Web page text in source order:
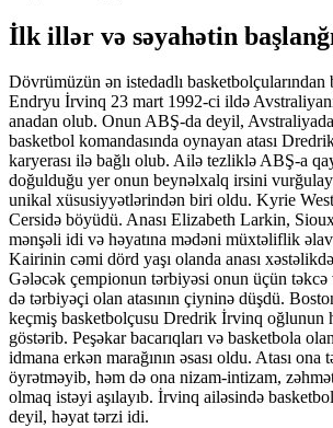
İlk illər və səyahətin
Dövrümüzün ən istedadlı
Endryu İrvinq 23 mart 1992-ci ildə
anadan olub. Onun ABŞ-da deyil,
basketbol komandasında oynayan atası
karyerası ilə bağlı olub. Ailə tezliklə ABŞ-a
doğulduğu yer onun beynəlxalq irsini
unikal xüsusiyyətlərindən biri oldu. Kyrie
Cersidə böyüdü. Anası Elizabeth Larkin,
mənşəli idi və həyatına mədəni müxtəliflik
Kairinin cəmi dörd yaşı olanda anası
Gələcək çempionun tərbiyəsi onun üçün
də tərbiyəçi olan atasının çiyninə düşdü.
keçmiş basketbolçusu Dredrik İrvinq oğlunun
göstərib. Peşəkar bacarıqları və basketbola
idmana erkən marağının əsası oldu. Atası ona
öyrətməyib, həm də ona nizam-intizam,
olmaq istəyi aşılayıb. İrvinq ailəsində
deyil, həyat tərzi idi.